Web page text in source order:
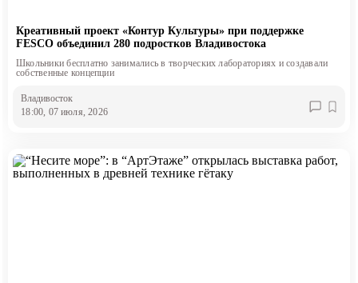
Креативный проект «Контур Культуры» при поддержке
FESCO объединил 280 подростков Владивостока
Школьники бесплатно занимались в творческих лабораториях и создавали
собственные концепции
Владивосток
18:00, 07 июля, 2026